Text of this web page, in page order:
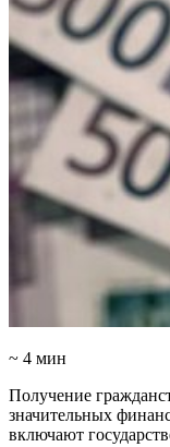
~ 4 мин
Получение
значительных
включают